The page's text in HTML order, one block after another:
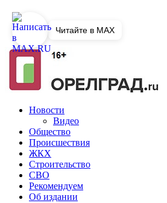
Новости
Видео
Общество
Происшествия
ЖКХ
Строительство
СВО
Рекомендуем
Об издании
Читайте в MAX